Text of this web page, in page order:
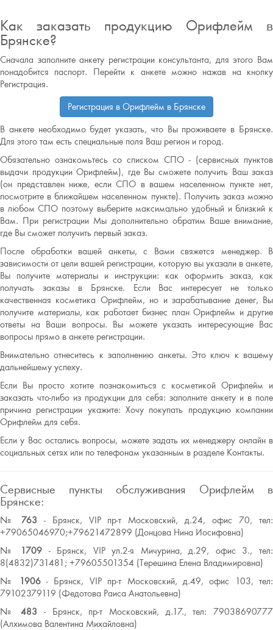
Как заказать продукцию Орифлейм в
Брянске?
Сначала заполните анкету регистрации консультанта, для этого Вам
понадобится паспорт. Перейти к анкете можно нажав на кнопку
Регистрация.
Регистрация в Орифлейм в Брянске
В анкете необходимо будет указать, что Вы проживаете в Брянске.
Для этого там есть специальные поля Ваш регион и город.
Обязательно ознакомьтесь со списком СПО - (сервисных пунктов
выдачи продукции Орифлейм), где Вы сможете получить Ваш заказ
(он представлен ниже, если СПО в вашем населенном пункте нет,
посмотрите в ближайшем населенном пункте). Получить заказ можно
в любом СПО поэтому выберите максимально удобный и близкий к
Вам. При регистрации Мы дополнительно обратим Ваше внимание,
где Вы сможет получить первый заказ.
После обработки вашей анкеты, с Вами свяжется менеджер. В
зависимости от цели вашей регистрации, которую вы указали в анкете,
Вы получите материалы и инструкции: как оформить заказ, как
получать заказы в Брянске. Если Вас интересует не только
качественная косметика Орифлейм, но и зарабатывание денег, Вы
получите материалы, как работает бизнес план Орифлейм и другие
ответы на Ваши вопросы. Вы можете указать интересующие Вас
вопросы прямо в анкете регистрации.
Внимательно отнеситесь к заполнению анкеты. Это ключ к вашему
дальнейшему успеху.
Если Вы просто хотите познакомиться с косметикой Орифлейм и
заказать что-либо из продукции для себя: заполните анкету и в поле
причина регистрации укажите: Хочу покупать продукцию компании
Орифлейм для себя.
Если у Вас остались вопросы, можете задать их менеджеру онлайн в
социальных сетях или по телефонам указанным в разделе Контакты.
Сервисные пункты обслуживания Орифлейм в
Брянске:
№ 763 - Брянск, VIP пр-т Московский, д.24, офис 70, тел:
+79065046970;+79621472899 (Донцова Нина Иосифовна)
№
1709 - Брянск, VIP ул.2-я Мичурина, д.29, офис 3., тел:
8(4832)731481; +79605501354 (Терешина Елена Владимировна)
№
1906- Брянск, VIP пр-т Московский, д.49, офис 103, тел:
79102379119 (Федотова Раиса Анатольевна)
№483 - Брянск, пр-т Московский, д.17., тел: 79038690777
(Алхимова Валентина Михайловна)